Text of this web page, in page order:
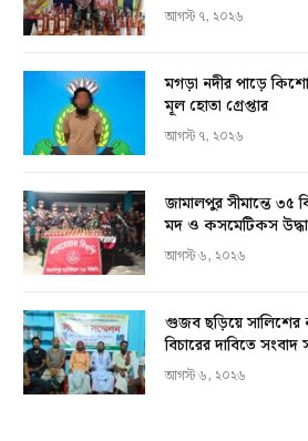
আগস্ট ৭, ২০২৬
মগড়া নদীর পাড়ে
মূল হোতা গ্রেপ্তার
আগস্ট ৭, ২০২৬
জামালপুর সীমান্তে ৩৫
মদ ও কসমেটিকস
আগস্ট ৬, ২০২৬
গুজব ছড়িয়ে সালিশের
বিচারের দাবিতে
আগস্ট ৬, ২০২৬